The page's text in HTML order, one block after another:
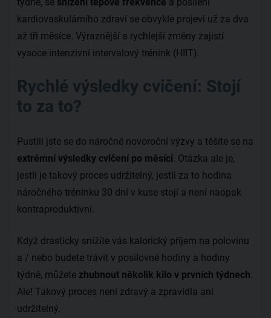
kardiovaskulárního zdraví se obvykle projeví už za dva
až tři měsíce. Výraznější a rychlejší změny zajistí
vysoce intenzivní intervalový trénink (HIIT).
Rychlé výsledky cvičení: Stojí
to za to?
Pustili jste se do náročné novoroční výzvy a těšíte se na
extrémní výsledky cvičení po měsíci . Otázka ale je,
jestli je takový proces udržitelný, jestli za to hodina
náročného tréninku 30 dní v kuse stojí a není naopak
kontraproduktivní.
Když drasticky snížíte vás kalorický příjem na polovinu
a / nebo budete trávit v posilovně hodiny a hodiny
týdně, můžete zhubnout několik kilo v prvních týdnech
Ale! Takový proces není zdravý a zpravidla ani
udržitelný.